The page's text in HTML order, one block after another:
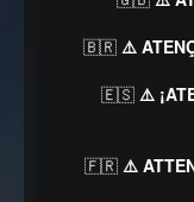
🇧🇷 ⚠️
🇪🇸 ⚠️
🇫🇷 ⚠️